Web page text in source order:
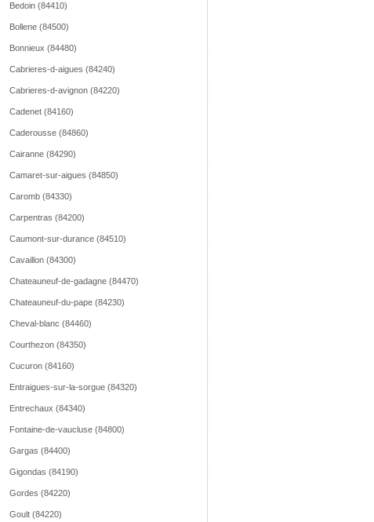
Bedoin (84410)
Bollene (84500)
Bonnieux (84480)
Cabrieres-d-aigues (84240)
Cabrieres-d-avignon (84220)
Cadenet (84160)
Caderousse (84860)
Cairanne (84290)
Camaret-sur-aigues (84850)
Caromb (84330)
Carpentras (84200)
Caumont-sur-durance (84510)
Cavaillon (84300)
Chateauneuf-de-gadagne (84470)
Chateauneuf-du-pape (84230)
Cheval-blanc (84460)
Courthezon (84350)
Cucuron (84160)
Entraigues-sur-la-sorgue (84320)
Entrechaux (84340)
Fontaine-de-vaucluse (84800)
Gargas (84400)
Gigondas (84190)
Gordes (84220)
Goult (84220)